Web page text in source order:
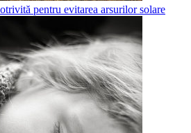
pentru evitarea arsurilor solare